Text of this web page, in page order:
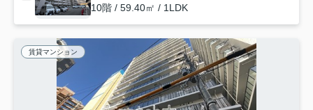
10階 / 59.40㎡ / 1LDK
賃貸マンション